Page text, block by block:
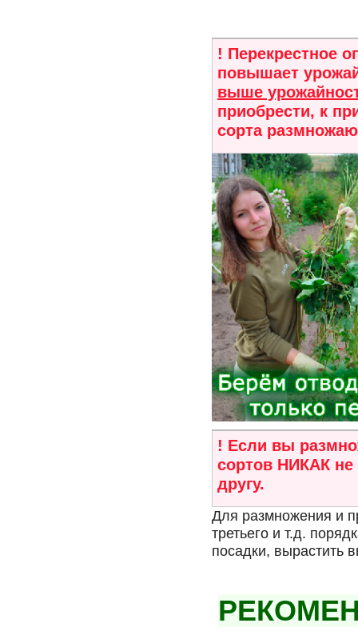
! Перекрестное
повышает
выше
приобрести, к
сорта
! Если вы
сортов НИКАК не
другу.
Для размножения и
третьего и т.д.
посадки, вырастить